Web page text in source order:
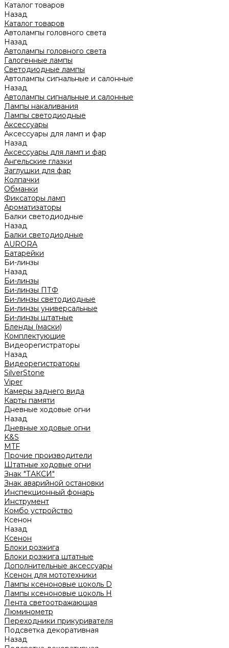
Каталог товаров
Назад
Каталог товаров
Автолампы головного света
Назад
Автолампы головного света
Галогенные лампы
Светодиодные лампы
Автолампы сигнальные и салонные
Назад
Автолампы сигнальные и салонные
Лампы накаливания
Лампы светодиодные
Аксессуары
Аксессуары для ламп и фар
Назад
Аксессуары для ламп и фар
Ангельские глазки
Заглушки для фар
Колпачки
Обманки
Фиксаторы ламп
Ароматизаторы
Балки светодиодные
Назад
Балки светодиодные
AURORA
Батарейки
Би-линзы
Назад
Би-линзы
Би-линзы ПТФ
Би-линзы светодиодные
Би-линзы универсальные
Би-линзы штатные
Бленды (маски)
Комплектующие
Видеорегистраторы
Назад
Видеорегистраторы
SilverStone
Viper
Камеры заднего вида
Карты памяти
Дневные ходовые огни
Назад
Дневные ходовые огни
K&S
MTF
Прочие производители
Штатные ходовые огни
Знак "ТАКСИ"
Знак аварийной остановки
Инспекционный фонарь
Инструмент
Комбо устройство
Ксенон
Назад
Ксенон
Блоки розжига
Блоки розжига штатные
Дополнительные аксессуары
Ксенон для мототехники
Лампы ксеноновые цоколь D
Лампы ксеноновые цоколь H
Лента светоотражающая
Люминометр
Переходники прикуривателя
Подсветка декоративная
Назад